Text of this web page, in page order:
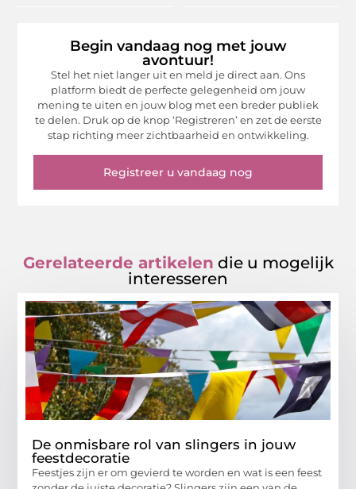
Begin vandaag nog met jouw
avontuur!
Stel het niet langer uit en meld je direct aan. Ons
platform biedt de perfecte gelegenheid om jouw
mening te uiten en jouw blog met een breder publiek
te delen. Druk op de knop ‘Registreren’ en zet de eerste
stap richting meer zichtbaarheid en ontwikkeling.
Registreer u vandaag nog
Gerelateerde artikelen die u mogelijk
interesseren
De onmisbare rol van slingers in jouw
feestdecoratie
Feestjes zijn er om gevierd te worden en wat is een feest